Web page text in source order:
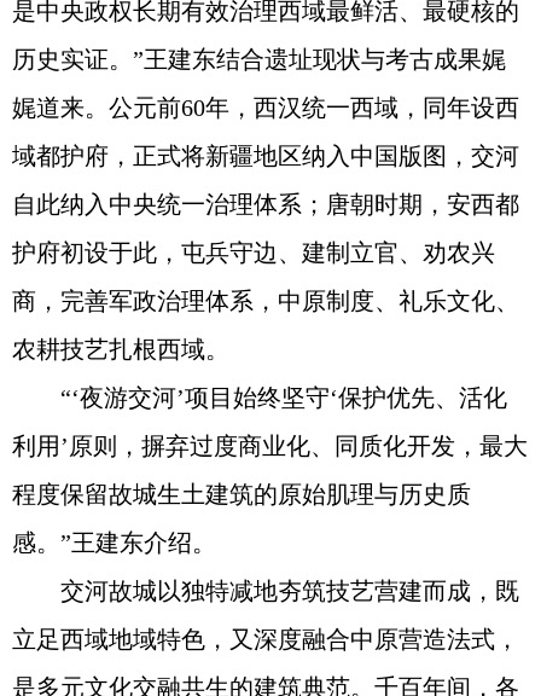
是中央政权长期有效治理西域最鲜活、最硬核的
历史实证。”王建东结合遗址现状与考古成果娓
娓道来。公元前60年，西汉统一西域，同年设西
域都护府，正式将新疆地区纳入中国版图，交河
自此纳入中央统一治理体系；唐朝时期，安西都
护府初设于此，屯兵守边、建制立官、劝农兴
商，完善军政治理体系，中原制度、礼乐文化、
农耕技艺扎根西域。
“‘夜游交河’项目始终坚守‘保护优先、活化
利用’原则，摒弃过度商业化、同质化开发，最大
程度保留故城生土建筑的原始肌理与历史质
感。”王建东介绍。
交河故城以独特减地夯筑技艺营建而成，既
立足西域地域特色，又深度融合中原营造法式，
是多元文化交融共生的建筑典范。千百年间，各